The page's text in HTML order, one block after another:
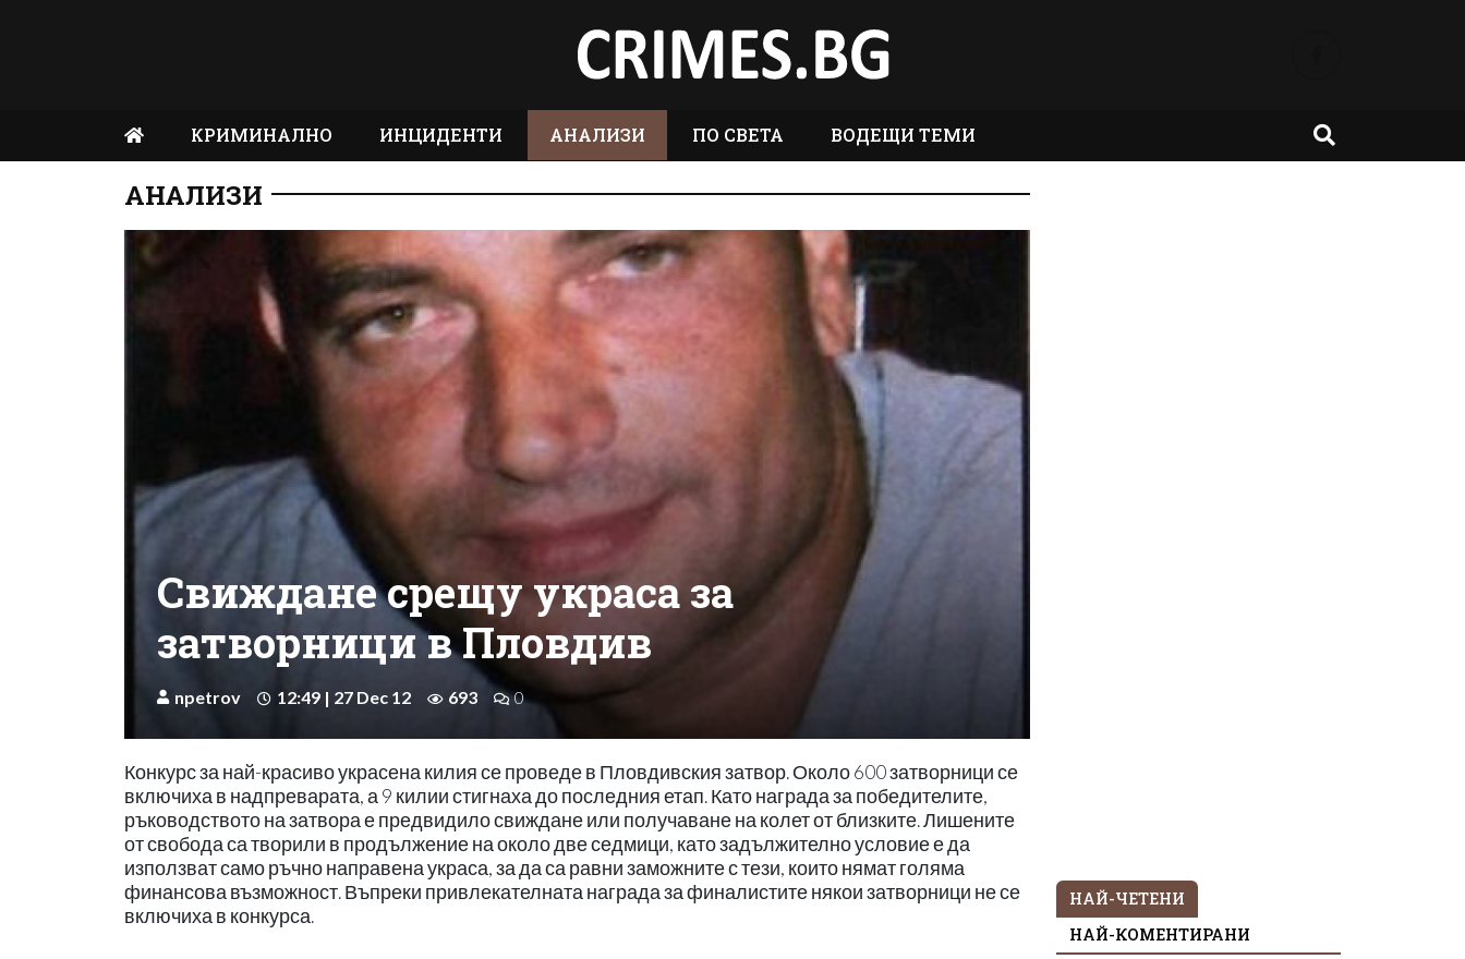
КРИМИНАЛНО ИНЦИДЕНТИ АНАЛИЗИ ПО СВЕТА ВОДЕЩИ ТЕМИ
АНАЛИЗИ
Свиждане срещу украса за
затворници в Пловдив
npetrov 12:49 | 27 Dec 12 693 0
Конкурс за най-красиво украсена килия се проведе в Пловдивския затвор. Около 600 затворници се
включиха в надпреварата, а 9 килии стигнаха до последния етап. Като награда за победителите,
ръководството на затвора е предвидило свиждане или получаване на колет от близките. Лишените
от свобода са творили в продължение на около две седмици, като задължително условие е да
използват само ръчно направена украса, за да са равни заможните с тези, които нямат голяма
финансова възможност. Въпреки привлекателната награда за финалистите някои затворници не се
включиха в конкурса.
НАЙ-ЧЕТЕНИ
НАЙ-КОМЕНТИРАНИ